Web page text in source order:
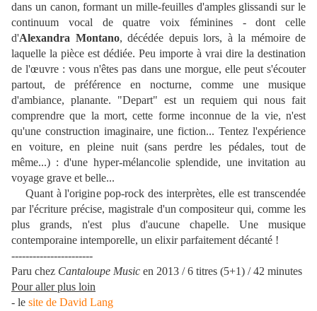
dans un canon, formant un mille-feuilles d'amples glissandi sur le
continuum vocal de quatre voix féminines - dont celle
d'Alexandra Montano, décédée depuis lors, à la mémoire de
laquelle la pièce est dédiée. Peu importe à vrai dire la destination
de l'œuvre : vous n'êtes pas dans une morgue, elle peut s'écouter
partout, de préférence en nocturne, comme une musique
d'ambiance, planante. "Depart" est un requiem qui nous fait
comprendre que la mort, cette forme inconnue de la vie, n'est
qu'une construction imaginaire, une fiction... Tentez l'expérience
en voiture, en pleine nuit (sans perdre les pédales, tout de
même...) : d'une hyper-mélancolie splendide, une invitation au
voyage grave et belle...
Quant à l'origine pop-rock des interprètes, elle est transcendée
par l'écriture précise, magistrale d'un compositeur qui, comme les
plus grands, n'est plus d'aucune chapelle. Une musique
contemporaine intemporelle, un elixir parfaitement décanté !
-----------------------
Paru chez Cantaloupe Music en 2013 / 6 titres (5+1) / 42 minutes
Pour aller plus loin
- le site de David Lang